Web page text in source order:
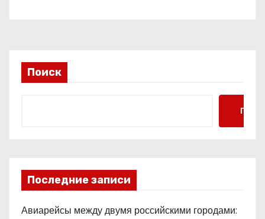
Поиск
Поиск
Последние записи
Авиарейсы между двумя российскими городами: